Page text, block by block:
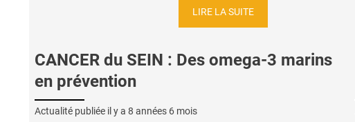
LIRE LA SUITE
CANCER du SEIN : Des omega-3 marins
en prévention
Actualité publiée il y a 8 années 6 mois